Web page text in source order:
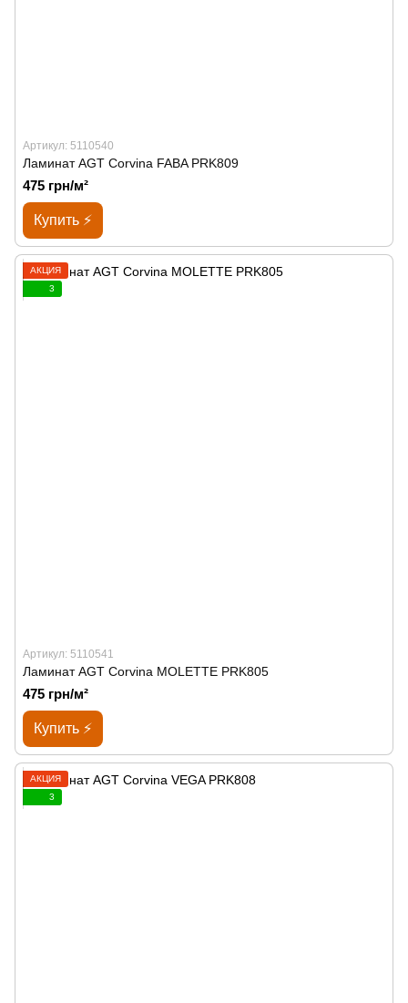
Артикул: 5110540
Ламинат AGT Corvina FABA PRK809
475 грн/м²
Купить ⚡
АКЦИЯ
3
Артикул: 5110541
Ламинат AGT Corvina MOLETTE PRK805
475 грн/м²
Купить ⚡
АКЦИЯ
3